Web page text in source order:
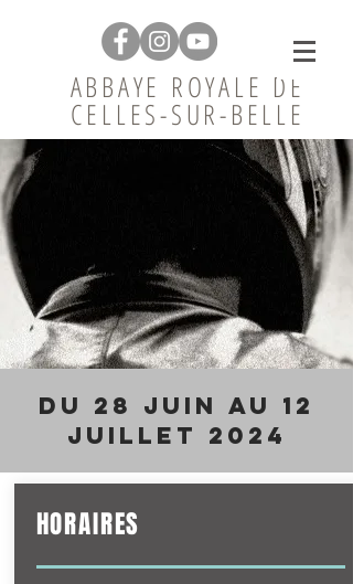
ABBAYE ROYALE DE
CELLES-SUR-BELLE
Du 28 juin au 12
juillet 2024
HORAIRES